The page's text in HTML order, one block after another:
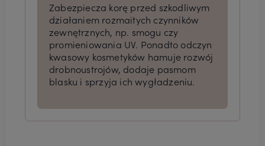
Zabezpiecza korę przed szkodliwym
działaniem rozmaitych czynników
zewnętrznych, np. smogu czy
promieniowania UV. Ponadto odczyn
kwasowy kosmetyków hamuje rozwój
drobnoustrojów, dodaje pasmom
blasku i sprzyja ich wygładzeniu.